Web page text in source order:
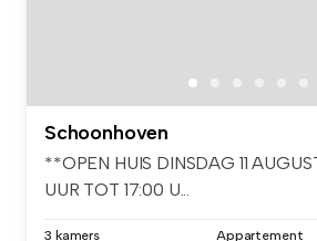
Schoonhoven
**OPEN HUIS DINSDAG 11
UUR TOT 17:00 U...
3 kamers Appartement